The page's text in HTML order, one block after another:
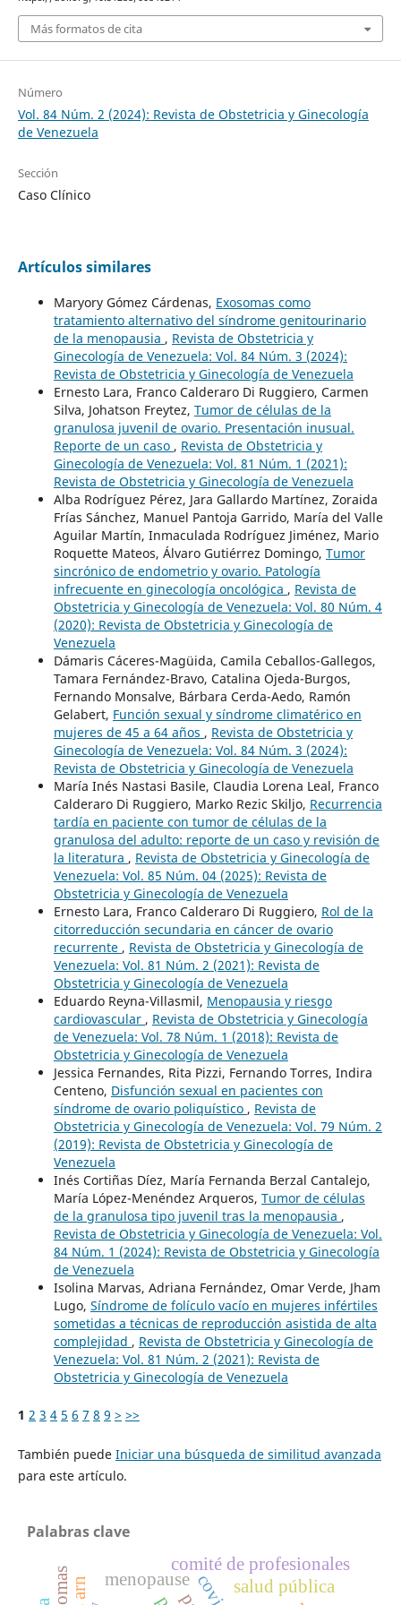
Más formatos de cita
Número
Vol. 84 Núm. 2 (2024): Revista de Obstetricia y Ginecología
de Venezuela
Sección
Caso Clínico
Artículos similares
Maryory Gómez Cárdenas, Exosomas como
tratamiento alternativo del síndrome genitourinario
de la menopausia , Revista de Obstetricia y
Ginecología de Venezuela: Vol. 84 Núm. 3 (2024):
Revista de Obstetricia y Ginecología de Venezuela
Ernesto Lara, Franco Calderaro Di Ruggiero, Carmen
Silva, Johatson Freytez, Tumor de células de la
granulosa juvenil de ovario. Presentación inusual.
Reporte de un caso , Revista de Obstetricia y
Ginecología de Venezuela: Vol. 81 Núm. 1 (2021):
Revista de Obstetricia y Ginecología de Venezuela
Alba Rodríguez Pérez, Jara Gallardo Martínez, Zoraida
Frías Sánchez, Manuel Pantoja Garrido, María del Valle
Aguilar Martín, Inmaculada Rodríguez Jiménez, Mario
Roquette Mateos, Álvaro Gutiérrez Domingo, Tumor
sincrónico de endometrio y ovario. Patología
infrecuente en ginecología oncológica , Revista de
Obstetricia y Ginecología de Venezuela: Vol. 80 Núm. 4
(2020): Revista de Obstetricia y Ginecología de
Venezuela
Dámaris Cáceres-Magüida, Camila Ceballos-Gallegos,
Tamara Fernández-Bravo, Catalina Ojeda-Burgos,
Fernando Monsalve, Bárbara Cerda-Aedo, Ramón
Gelabert, Función sexual y síndrome climatérico en
mujeres de 45 a 64 años , Revista de Obstetricia y
Ginecología de Venezuela: Vol. 84 Núm. 3 (2024):
Revista de Obstetricia y Ginecología de Venezuela
María Inés Nastasi Basile, Claudia Lorena Leal, Franco
Calderaro Di Ruggiero, Marko Rezic Skiljo, Recurrencia
tardía en paciente con tumor de células de la
granulosa del adulto: reporte de un caso y revisión de
la literatura , Revista de Obstetricia y Ginecología de
Venezuela: Vol. 85 Núm. 04 (2025): Revista de
Obstetricia y Ginecología de Venezuela
Ernesto Lara, Franco Calderaro Di Ruggiero, Rol de la
citorreducción secundaria en cáncer de ovario
recurrente , Revista de Obstetricia y Ginecología de
Venezuela: Vol. 81 Núm. 2 (2021): Revista de
Obstetricia y Ginecología de Venezuela
Eduardo Reyna-Villasmil, Menopausia y riesgo
cardiovascular , Revista de Obstetricia y Ginecología
de Venezuela: Vol. 78 Núm. 1 (2018): Revista de
Obstetricia y Ginecología de Venezuela
Jessica Fernandes, Rita Pizzi, Fernando Torres, Indira
Centeno, Disfunción sexual en pacientes con
síndrome de ovario poliquístico , Revista de
Obstetricia y Ginecología de Venezuela: Vol. 79 Núm. 2
(2019): Revista de Obstetricia y Ginecología de
Venezuela
Inés Cortiñas Díez, María Fernanda Berzal Cantalejo,
María López-Menéndez Arqueros, Tumor de células
de la granulosa tipo juvenil tras la menopausia ,
Revista de Obstetricia y Ginecología de Venezuela: Vol.
84 Núm. 1 (2024): Revista de Obstetricia y Ginecología
de Venezuela
Isolina Marvas, Adriana Fernández, Omar Verde, Jham
Lugo, Síndrome de folículo vacío en mujeres infértiles
sometidas a técnicas de reproducción asistida de alta
complejidad , Revista de Obstetricia y Ginecología de
Venezuela: Vol. 81 Núm. 2 (2021): Revista de
Obstetricia y Ginecología de Venezuela
1 2 3 4 5 6 7 8 9 > >>
También puede Iniciar una búsqueda de similitud avanzada
para este artículo.
Palabras clave
comité de profesionales
menopause salud pública